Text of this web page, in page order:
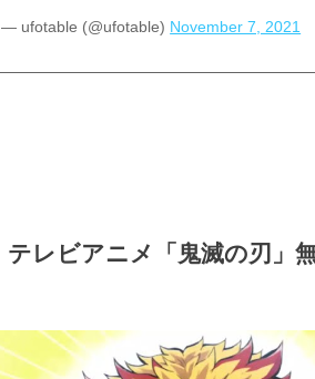
— ufotable (@ufotable) November 7, 2021
テレビアニメ「鬼滅の刃」